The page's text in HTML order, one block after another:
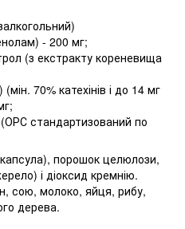
- 200 мг;
(з екстракту кореневища
70% катехінів і до 14 мг
стандартизований по
порошок целюлози,
і діоксид кремнію.
сою, молоко, яйця, рибу,
дерева.